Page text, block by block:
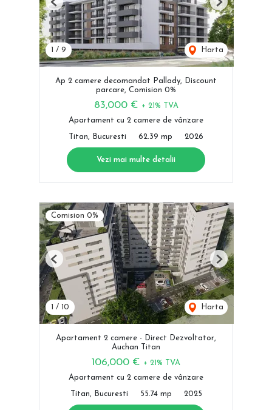
/ 9 Harta
Previous Next
Ap 2 camere decomandat Pallady, Discount
parcare, Comision 0%
83,000 € + 21% TVA
Apartament cu 2 camere de vânzare
Titan, Bucuresti 62.39 mp 2026
Vezi mai multe detalii
Comision 0%
/ 10 Harta
Previous Next
Apartament 2 camere - Direct Dezvoltator,
Auchan Titan
106,000 € + 21% TVA
Apartament cu 2 camere de vânzare
Titan, Bucuresti 55.74 mp 2025